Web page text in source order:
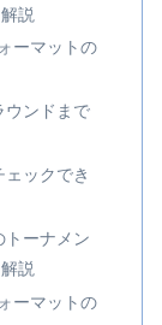
説
ーマットの
ウンドまで
ックでき
トーナメン
説
ーマットの